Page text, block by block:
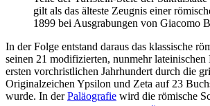
gilt als das älteste Zeugnis einer
1899 bei Ausgrabungen von Giacomo
In der Folge entstand daraus das klassische
seinen 21 modifizierten, nunmehr lateinischen
ersten vorchristlichen Jahrhundert durch die
Originalzeichen Ypsilon und Zeta auf 23
wurde. In derPaläografie wird die römische